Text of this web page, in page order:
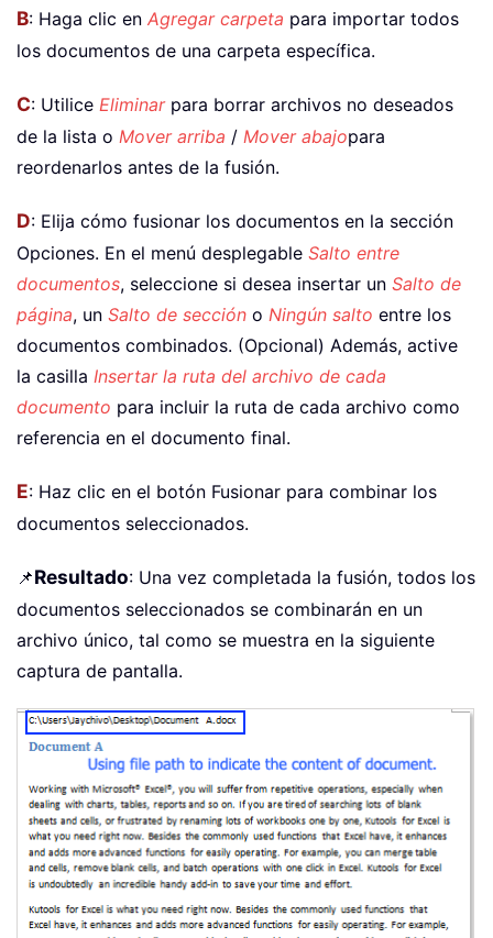
B: Haga clic en Agregar carpeta para importar todos
los documentos de una carpeta específica.
C: Utilice Eliminarpara borrar archivos no deseados
de la lista o Mover arriba / Mover abajopara
reordenarlos antes de la fusión.
D: Elija cómo fusionar los documentos en la sección
Opciones. En el menú desplegable Salto entre
documentos, seleccione si desea insertar un Salto de
página, un Salto de sección o Ningún salto entre los
documentos combinados. (Opcional) Además, active
la casilla Insertar la ruta del archivo de cada
documento para incluir la ruta de cada archivo como
referencia en el documento final.
E: Haz clic en el botón Fusionar para combinar los
documentos seleccionados.
📌Resultado: Una vez completada la fusión, todos los
documentos seleccionados se combinarán en un
archivo único, tal como se muestra en la siguiente
captura de pantalla.